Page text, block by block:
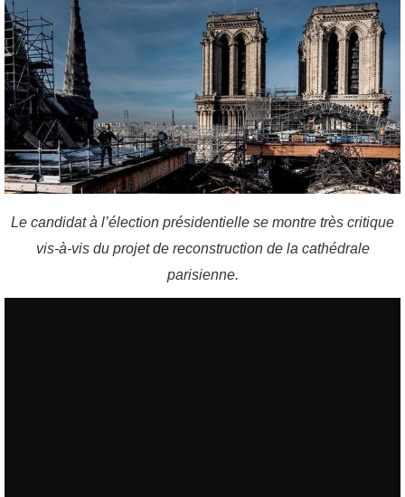
Le candidat à l’élection présidentielle se montre très critique
vis-à-vis du projet de reconstruction de la cathédrale
parisienne.